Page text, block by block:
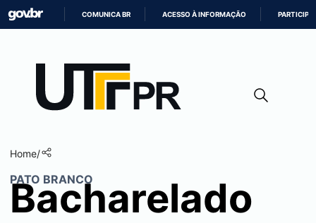
CONTEÚDO
COMUNICA BR ACESSO À INFORMAÇÃO PARTICIPE
Home/
PATO BRANCO
Bacharelado